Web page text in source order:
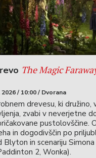
The Magic
/ 10:00 / Dvorana
drevesu, ki družino,
zvabi v neverjetne
pustolovščine.
in dogodivščin po
Blyton in scenariju Simona
2, Wonka).